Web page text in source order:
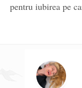
pentru iubirea pe